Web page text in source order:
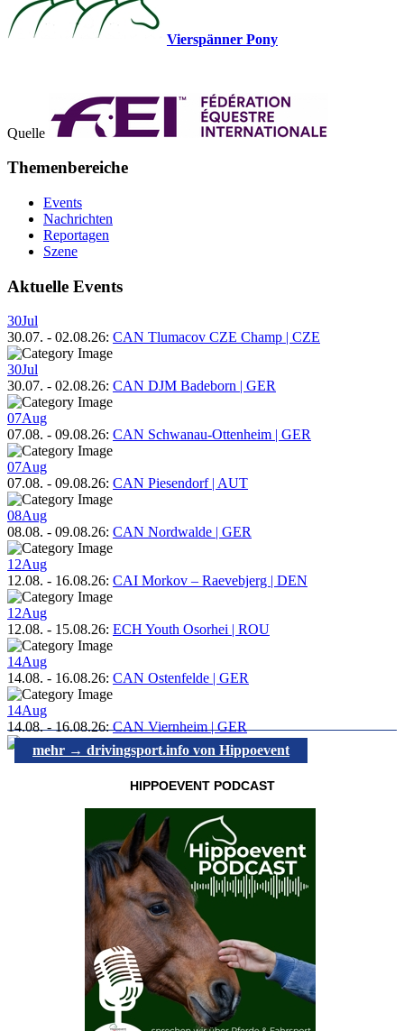
Vierspänner Pony
Quelle
Themenbereiche
Events
Nachrichten
Reportagen
Szene
Aktuelle Events
30Jul
30.07. - 02.08.26: CAN Tlumacov CZE Champ | CZE
30Jul
30.07. - 02.08.26: CAN DJM Badeborn | GER
07Aug
07.08. - 09.08.26: CAN Schwanau-Ottenheim | GER
07Aug
07.08. - 09.08.26: CAN Piesendorf | AUT
08Aug
08.08. - 09.08.26: CAN Nordwalde | GER
12Aug
12.08. - 16.08.26: CAI Morkov – Raevebjerg | DEN
12Aug
12.08. - 15.08.26: ECH Youth Osorhei | ROU
14Aug
14.08. - 16.08.26: CAN Ostenfelde | GER
14Aug
14.08.-16.08.26:CAN Viernheim | GER
mehr → drivingsport.info von Hippoevent
HIPPOEVENT PODCAST